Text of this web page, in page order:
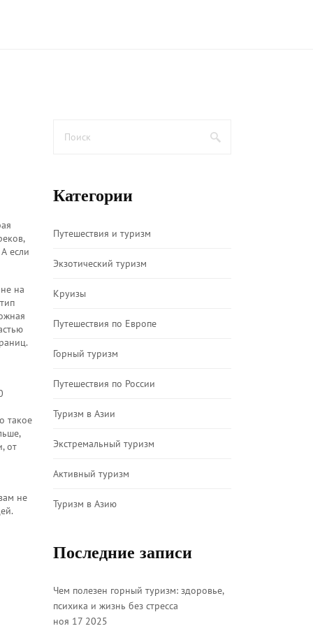
,
если
на
тип
такое
от
не
Категории
Путешествия и туризм
Экзотический туризм
Круизы
Путешествия по Европе
Горный туризм
Путешествия по России
Туризм в Азии
Экстремальный туризм
Активный туризм
Туризм в Азию
Последние записи
Чем полезен горный туризм: здоровье,
психика и жизнь без стресса
ноя 17 2025